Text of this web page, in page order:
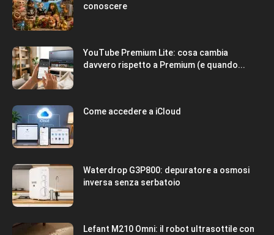
conoscere
YouTube Premium Lite: cosa cambia
davvero rispetto a Premium (e quando...
Come accedere a iCloud
Waterdrop G3P800: depuratore a osmosi
inversa senza serbatoio
Lefant M210 Omni: il robot ultrasottile con